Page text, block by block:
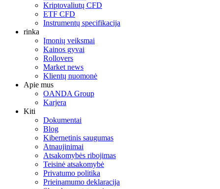
Kriptovaliutų CFD
ETF CFD
Instrumentų specifikacija
rinka
Įmonių veiksmai
Kainos gyvai
Rollovers
Market news
Klientų nuomonė
Apie mus
OANDA Group
Karjera
Kiti
Dokumentai
Blog
Kibernetinis saugumas
Atnaujinimai
Atsakomybės ribojimas
Teisinė atsakomybė
Privatumo politika
Prieinamumo deklaracija